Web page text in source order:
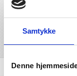
Samtykke
Denne
522220, og ligger
Branchen Udvidet